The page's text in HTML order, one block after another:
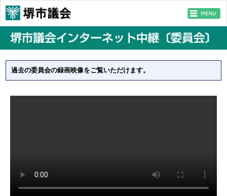
過去の委員会の録画映像をご覧いただけます。